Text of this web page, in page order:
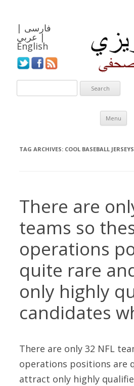
فارسی |
عربي |
English
Menu
TAG ARCHIVES: COOL BASEBALL JERSEYS
There are
teams so
operations
quite rare
only highly
candidates
There are only 32 NFL
operations positions are
attract only highly